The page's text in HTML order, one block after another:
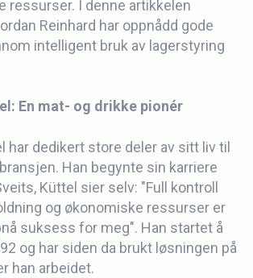
ressurser. I denne artikkelen
Reinhard har oppnådd gode
intelligent bruk av lagerstyring
En mat- og drikke pionér
har dedikert store deler av sitt liv til
Han begynte sin karriere
Küttel sier selv: "Full kontroll
og økonomiske ressurser er
suksess for meg". Han startet å
og har siden da brukt løsningen på
han arbeidet.